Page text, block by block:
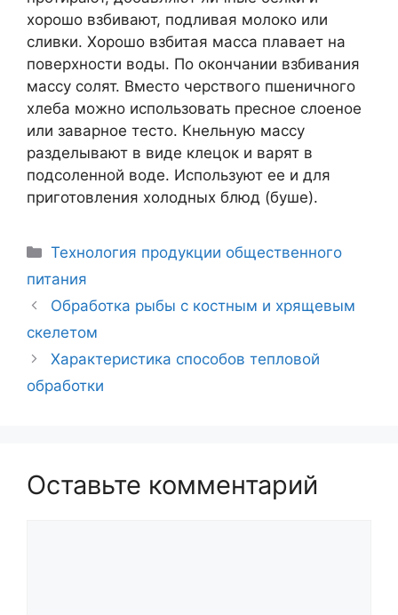
хорошо взбивают, подливая молоко или
сливки. Хорошо взбитая масса плавает на
поверхности воды. По окончании взбивания
массу солят. Вместо черствого пшеничного
хлеба можно использовать пресное слоеное
или заварное тесто. Кнельную массу
разделывают в виде клецок и варят в
подсоленной воде. Используют ее и для
приготовления холодных блюд (буше).
Рубрики
Технология продукции общественного
питания
Навигация
Обработка рыбы с костным и хрящевым
скелетом
Характеристика способов тепловой
обработки
Оставьте комментарий